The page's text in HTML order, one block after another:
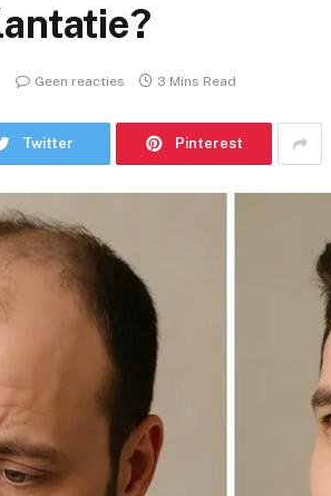
Geen reacties 3 Mins Read
Twitter Pinterest